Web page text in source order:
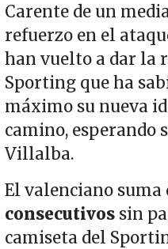
Carente de un
refuerzo en el
han vuelto a dar la
Sporting que ha
máximo su nueva
camino, esperando
Villalba.
El valenciano suma
consecutivossin
camiseta del